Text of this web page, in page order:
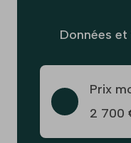
Données
Prix
2 700